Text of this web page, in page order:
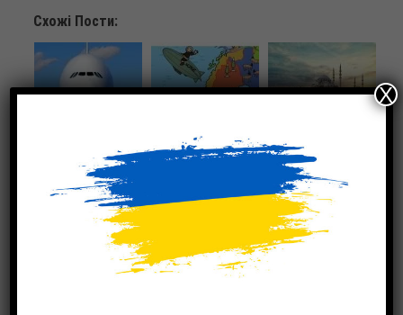
Схожі Пости:
Авіаперевезення
вантажів Україна –
Німеччина
Вантажоперевезення
Скандинавські
країни
Турція – Україна –
вантажні
автоперевезення
з KTL Ukraine
X